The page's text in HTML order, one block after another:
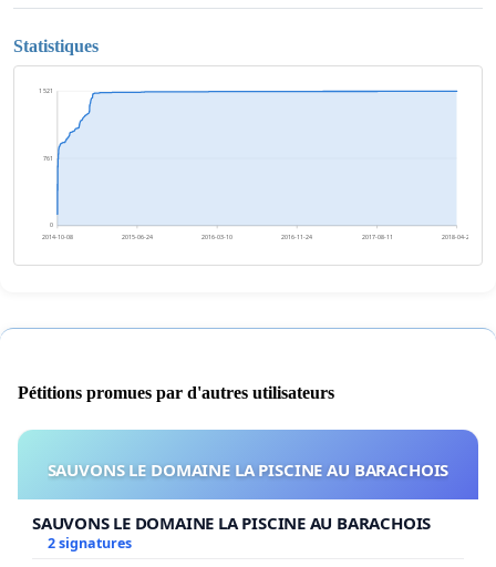
Statistiques
0
761
1 521
2014-10-08 2015-06-24 2016-03-10 2016-11-24 2017-08-11 2018-04-27
Pétitions promues par d'autres utilisateurs
SAUVONS LE DOMAINE LA PISCINE AU BARACHOIS
SAUVONS LE DOMAINE LA PISCINE AU BARACHOIS
2 signatures